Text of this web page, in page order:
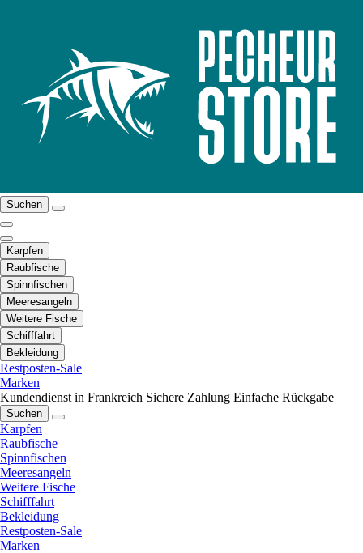
Suchen
Karpfen
Raubfische
Spinnfischen
Meeresangeln
Weitere Fische
Schifffahrt
Bekleidung
Restposten-Sale
Marken
Kundendienst in Frankreich Sichere Zahlung Einfache Rückgabe
Suchen
Karpfen
Raubfische
Spinnfischen
Meeresangeln
Weitere Fische
Schifffahrt
Bekleidung
Restposten-Sale
Marken